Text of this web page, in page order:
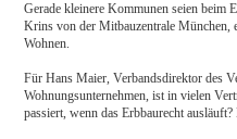
Gerade kleinere Kommunen seien beim
Krins von der Mitbauzentrale München,
Wohnen.
Für Hans Maier, Verbandsdirektor des
Wohnungsunternehmen, ist in vielen
passiert, wenn das Erbbaurecht